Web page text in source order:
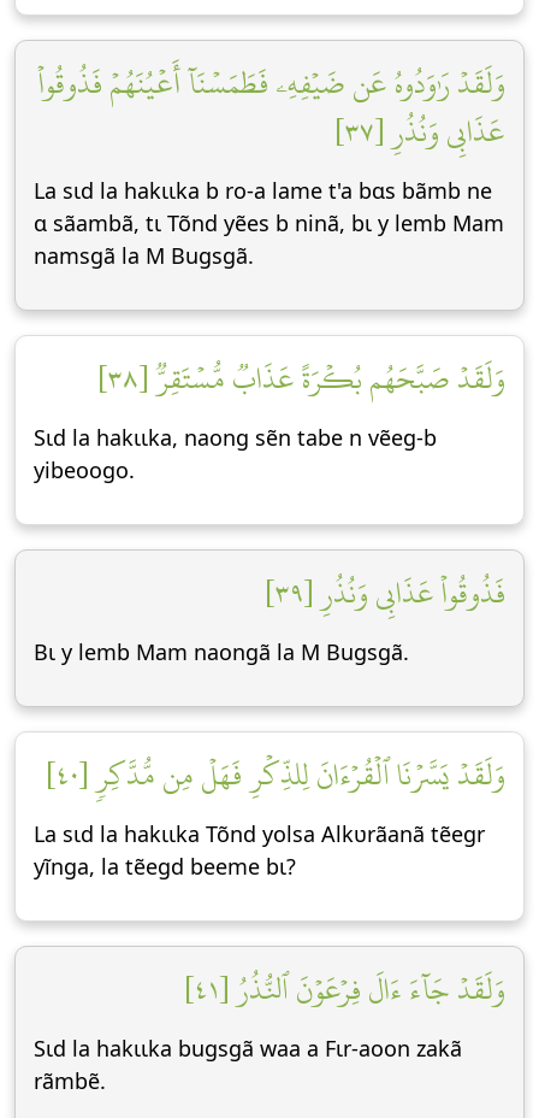
وَلَقَدۡ رَٰوَدُوهُ عَن ضَيۡفِهِۦ فَطَمَسۡنَآ أَعۡيُنَهُمۡ فَذُوقُواْ
عَذَابِي وَنُذُرِ [٣٧]
La sɩd la hakɩɩka b ro-a lame t'a bɑs bãmb ne
ɑ sãambã, tɩ Tõnd yẽes b ninã, bɩ y lemb Mam
namsgã la M Bugsgã.
وَلَقَدۡ صَبَّحَهُم بُكۡرَةً عَذَابٞ مُّسۡتَقِرّٞ [٣٨]
Sɩd la hakɩɩka, naong sẽn tabe n vẽeg-b
yibeoogo.
فَذُوقُواْ عَذَابِي وَنُذُرِ [٣٩]
Bɩ y lemb Mam naongã la M Bugsgã.
وَلَقَدۡ يَسَّرۡنَا ٱلۡقُرۡءَانَ لِلذِّكۡرِ فَهَلۡ مِن مُّدَّكِرٖ [٤٠]
La sɩd la hakɩɩka Tõnd yolsa Alkʋrãanã tẽegr
yĩnga, la tẽegd beeme bɩ?
وَلَقَدۡ جَآءَ ءَالَ فِرۡعَوۡنَ ٱلنُّذُرُ [٤١]
Sɩd la hakɩɩka bugsgã waa a Fɩr-aoon zakã
rãmbẽ.